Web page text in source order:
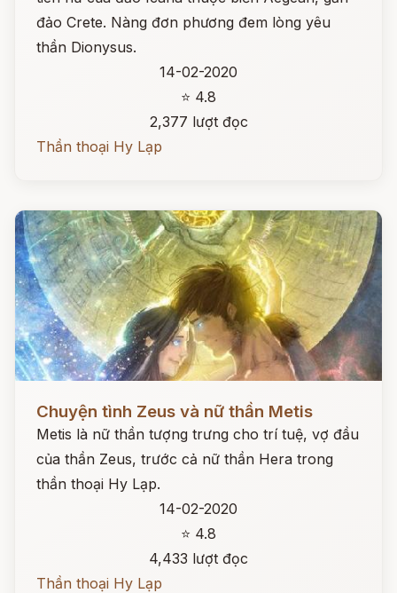
đảo Crete. Nàng đơn phương đem lòng yêu
thần Dionysus.
14-02-2020
⭐ 4.8
2,377 lượt đọc
Thần thoại Hy Lạp
Chuyện tình Zeus và nữ thần Metis
Metis là nữ thần tượng trưng cho trí tuệ, vợ đầu
của thần Zeus, trước cả nữ thần Hera trong
thần thoại Hy Lạp.
14-02-2020
⭐ 4.8
4,433 lượt đọc
Thần thoại Hy Lạp